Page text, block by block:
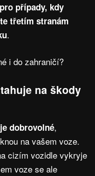
případy, kdy
třetím stranám
.
i do zahraničí?
na škody
dobrovolné,
na vašem voze.
cizím vozidle vykryje
voze se ale